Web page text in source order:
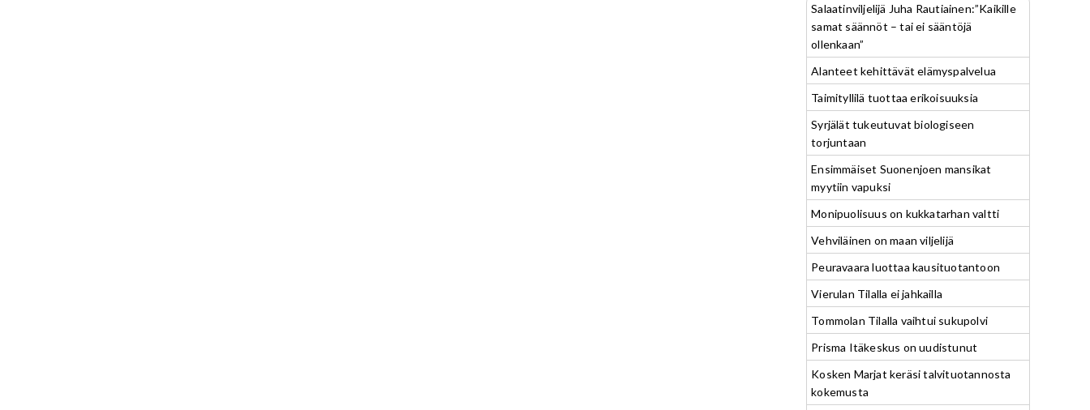
Salaatinviljelijä Juha Rautiainen:”Kaikille
samat säännöt – tai ei sääntöjä
ollenkaan”
Alanteet kehittävät elämyspalvelua
Taimityllilä tuottaa erikoisuuksia
Syrjälät tukeutuvat biologiseen
torjuntaan
Ensimmäiset Suonenjoen mansikat
myytiin vapuksi
Monipuolisuus on kukkatarhan valtti
Vehviläinen on maan viljelijä
Peuravaara luottaa kausituotantoon
Vierulan Tilalla ei jahkailla
Tommolan Tilalla vaihtui sukupolvi
Prisma Itäkeskus on uudistunut
Kosken Marjat keräsi talvituotannosta
kokemusta